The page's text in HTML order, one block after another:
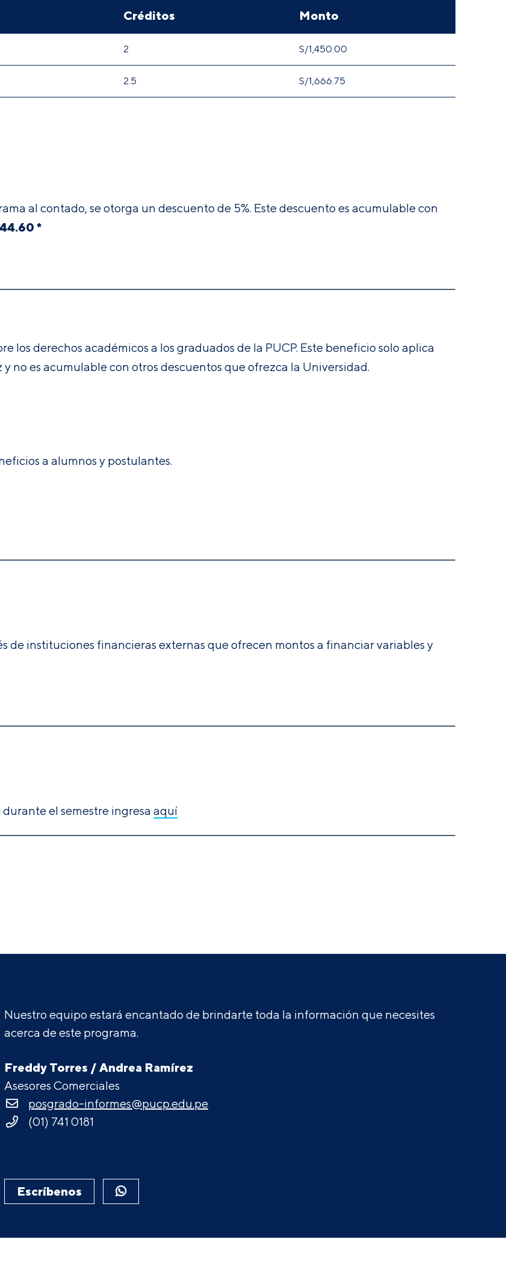
Créditos Monto
2 S/1,450.00
2.5 S/1,666.75
al contado, se otorga un descuento de 5%. Este descuento es acumulable con
*
los derechos académicos a los graduados de la PUCP. Este beneficio solo aplica
no es acumulable con otros descuentos que ofrezca la Universidad.
a alumnos y postulantes.
de instituciones financieras externas que ofrecen montos a financiar variables y
el semestre ingresa aquí
Nuestro equipo estará encantado de brindarte toda la información que necesites
acerca de este programa.
Freddy Torres / Andrea Ramírez
Asesores Comerciales
posgrado-informes@pucp.edu.pe
(01) 741 0181
Escríbenos